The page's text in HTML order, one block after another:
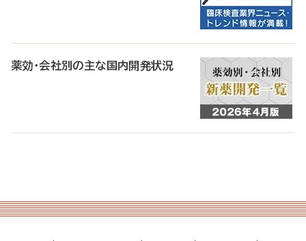
薬効・会社別の主な国内開発状況